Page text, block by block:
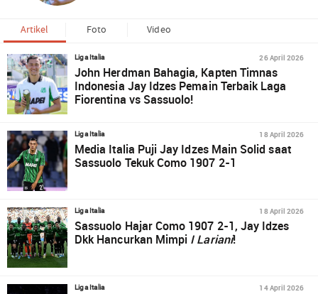
Artikel Foto Video
Liga Italia 26 April 2026
John Herdman Bahagia, Kapten Timnas
Indonesia Jay Idzes Pemain Terbaik Laga
Fiorentina vs Sassuolo!
Liga Italia 18 April 2026
Media Italia Puji Jay Idzes Main Solid saat
Sassuolo Tekuk Como 1907 2-1
Liga Italia 18 April 2026
Sassuolo Hajar Como 1907 2-1, Jay Idzes
Dkk Hancurkan Mimpi I Lariani!
Liga Italia 14 April 2026